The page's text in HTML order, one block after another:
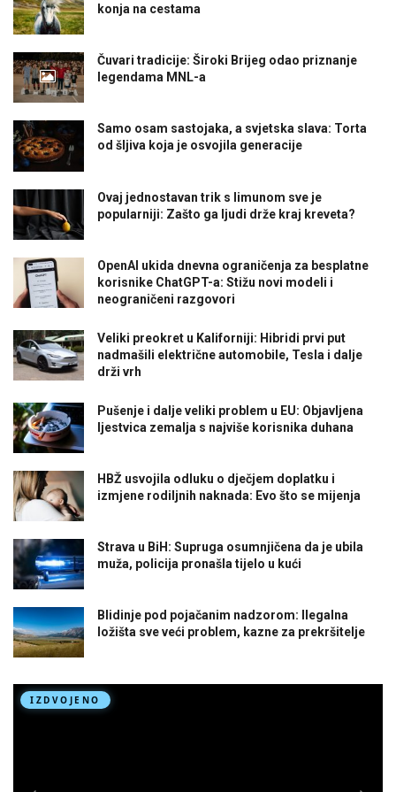
konja na cestama
Čuvari tradicije: Široki Brijeg odao priznanje
legendama MNL-a
Samo osam sastojaka, a svjetska slava: Torta
od šljiva koja je osvojila generacije
Ovaj jednostavan trik s limunom sve je
popularniji: Zašto ga ljudi drže kraj kreveta?
OpenAI ukida dnevna ograničenja za besplatne
korisnike ChatGPT-a: Stižu novi modeli i
neograničeni razgovori
Veliki preokret u Kaliforniji: Hibridi prvi put
nadmašili električne automobile, Tesla i dalje
drži vrh
Pušenje i dalje veliki problem u EU: Objavljena
ljestvica zemalja s najviše korisnika duhana
HBŽ usvojila odluku o dječjem doplatku i
izmjene rodiljnih naknada: Evo što se mijenja
Strava u BiH: Supruga osumnjičena da je ubila
muža, policija pronašla tijelo u kući
Blidinje pod pojačanim nadzorom: Ilegalna
ložišta sve veći problem, kazne za prekršitelje